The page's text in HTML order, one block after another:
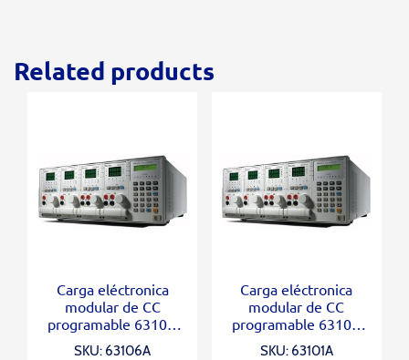
Related products
Carga eléctronica
modular de CC
programable 6310A
Series
SKU: 63106A
Carga eléctronica
modular de CC
programable 6310A
Series
SKU: 63101A